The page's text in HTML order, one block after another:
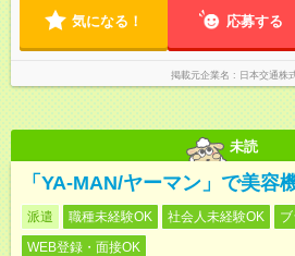
気になる！ 応募する
掲載元企業名 日本交通株
未読
「YA-MAN/ヤーマン」で美容
派遣 職種未経験OK 社会人未経験OK
WEB登録・面接OK